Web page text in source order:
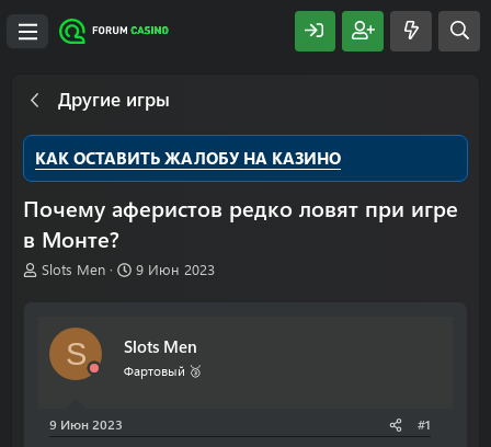
Другие игры
КАК ОСТАВИТЬ ЖАЛОБУ НА КАЗИНО
Почему аферистов редко ловят при игре
в Монте?
А
ы
Slots Men
Д
н
а
9 Июн 2023
S Slots Men
Фартовый 🥉
9 Июн 2023 #1